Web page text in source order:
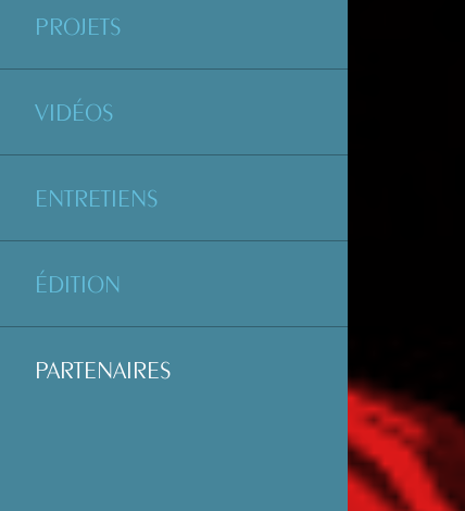
PROJETS
VIDÉOS
ENTRETIENS
ÉDITION
PARTENAIRES